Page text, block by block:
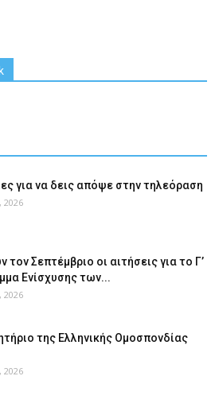
για να δεις απόψε στην τηλεόραση
2026
τον Σεπτέμβριο οι αιτήσεις για το Γ’
Ενίσχυσης των...
2026
της Ελληνικής Ομοσπονδίας
2026